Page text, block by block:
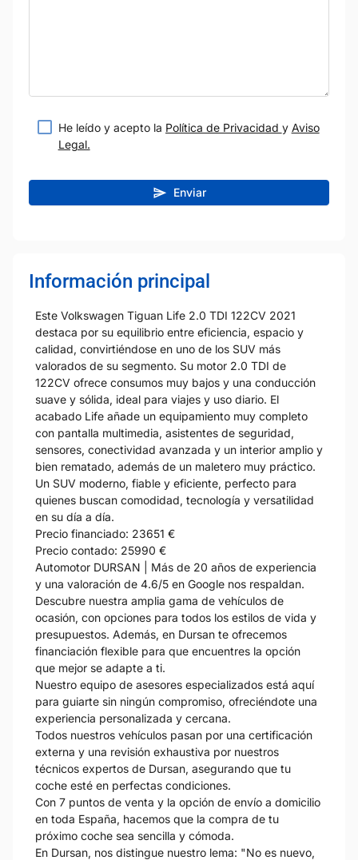
He leído y acepto la Política de Privacidad y Aviso
Legal.
Enviar
Información principal
Este Volkswagen Tiguan Life 2.0 TDI 122CV 2021
destaca por su equilibrio entre eficiencia, espacio y
calidad, convirtiéndose en uno de los SUV más
valorados de su segmento. Su motor 2.0 TDI de
122CV ofrece consumos muy bajos y una conducción
suave y sólida, ideal para viajes y uso diario. El
acabado Life añade un equipamiento muy completo
con pantalla multimedia, asistentes de seguridad,
sensores, conectividad avanzada y un interior amplio y
bien rematado, además de un maletero muy práctico.
Un SUV moderno, fiable y eficiente, perfecto para
quienes buscan comodidad, tecnología y versatilidad
en su día a día.
Precio financiado: 23651 €
Precio contado: 25990 €
Automotor DURSAN | Más de 20 años de experiencia
y una valoración de 4.6/5 en Google nos respaldan.
Descubre nuestra amplia gama de vehículos de
ocasión, con opciones para todos los estilos de vida y
presupuestos. Además, en Dursan te ofrecemos
financiación flexible para que encuentres la opción
que mejor se adapte a ti.
Nuestro equipo de asesores especializados está aquí
para guiarte sin ningún compromiso, ofreciéndote una
experiencia personalizada y cercana.
Todos nuestros vehículos pasan por una certificación
externa y una revisión exhaustiva por nuestros
técnicos expertos de Dursan, asegurando que tu
coche esté en perfectas condiciones.
Con 7 puntos de venta y la opción de envío a domicilio
en toda España, hacemos que la compra de tu
próximo coche sea sencilla y cómoda.
En Dursan, nos distingue nuestro lema: "No es nuevo,